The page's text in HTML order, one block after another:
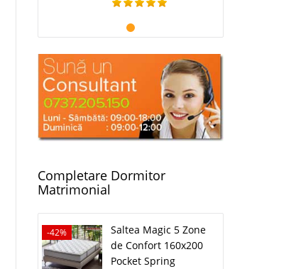
Completare Dormitor
Matrimonial
-42%
Saltea Magic 5 Zone
de Confort 160x200
Pocket Spring